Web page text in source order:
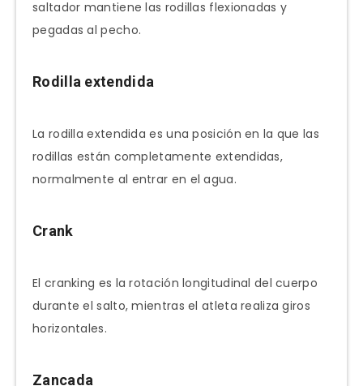
saltador mantiene las rodillas flexionadas y
pegadas al pecho.
Rodilla extendida
La rodilla extendida es una posición en la que las
rodillas están completamente extendidas,
normalmente al entrar en el agua.
Crank
El cranking es la rotación longitudinal del cuerpo
durante el salto, mientras el atleta realiza giros
horizontales.
Zancada